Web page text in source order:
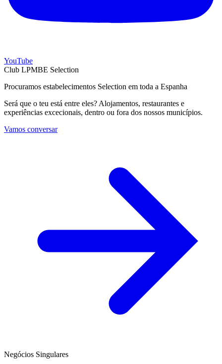
YouTube
Club LPMBE Selection
Procuramos estabelecimentos Selection em toda a Espanha
Será que o teu está entre eles? Alojamentos, restaurantes e
experiências excecionais, dentro ou fora dos nossos municípios.
Vamos conversar
Negócios Singulares